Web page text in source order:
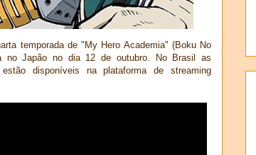
temporada de "My Hero Academia" (Boku No
no Japão no dia 12 de outubro. No Brasil as
disponíveis na plataforma de streaming